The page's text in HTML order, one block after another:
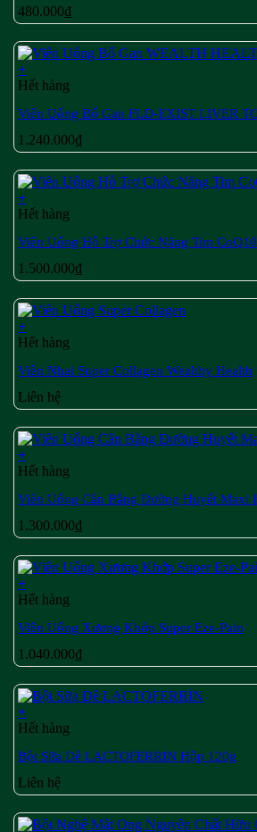
480.000₫
+
Hết hàng
Viên Uống Bổ Gan FLD-EXIST LIVER
1.240.000₫
+
Hết hàng
Viên Uống Hỗ Trợ Chức Năng Tim
1.500.000₫
+
Hết hàng
Viên Nhai Super Collagen Wealthy Health
Liên hệ
+
Hết hàng
Viên Uống Cân Bằng Đường Huyết Maxi
1.300.000₫
+
Hết hàng
Viên Uống Xương Khớp Super Eze-Pain
1.040.000₫
+
Hết hàng
Bột Sữa Dê LACTOFERRIN Hộp 120g
Liên hệ